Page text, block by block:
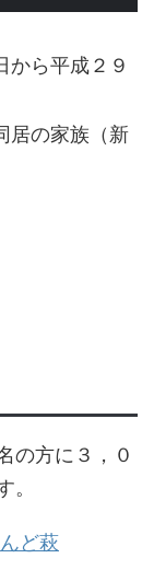
から平成２９
居の家族（新
の方に３，０
。
ど萩